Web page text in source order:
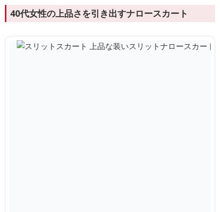
40代女性の上品さを引き出すナロースカート